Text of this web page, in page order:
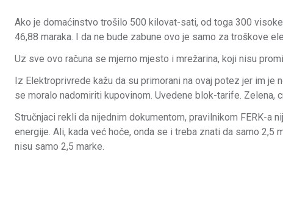
Ako je domaćinstvo trošilo 500 kilovat-sati, od toga 300
46,88 maraka. I da ne bude zabune ovo je samo za troškove
Uz sve ovo računa se mjerno mjesto i mrežarina, koji nisu
Iz Elektroprivrede kažu da su primorani na ovaj potez jer im
se moralo nadomiriti kupovinom. Uvedene blok-tarife. Zelena,
Stručnjaci rekli da nijednim dokumentom, pravilnikom FERK-
energije. Ali, kada već hoće, onda se i treba znati da samo
nisu samo 2,5 marke.